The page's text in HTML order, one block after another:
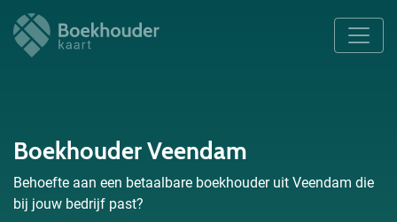
Boekhouder Veendam
Behoefte aan een betaalbare boekhouder uit Veendam die
bij jouw bedrijf past?